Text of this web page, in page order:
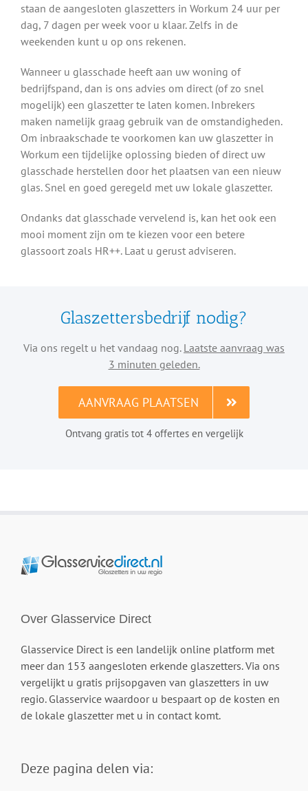
staan de aangesloten glaszetters in Workum 24 uur per
dag, 7 dagen per week voor u klaar. Zelfs in de
weekenden kunt u op ons rekenen.
Wanneer u glasschade heeft aan uw woning of
bedrijfspand, dan is ons advies om direct (of zo snel
mogelijk) een glaszetter te laten komen. Inbrekers
maken namelijk graag gebruik van de omstandigheden.
Om inbraakschade te voorkomen kan uw glaszetter in
Workum een tijdelijke oplossing bieden of direct uw
glasschade herstellen door het plaatsen van een nieuw
glas. Snel en goed geregeld met uw lokale glaszetter.
Ondanks dat glasschade vervelend is, kan het ook een
mooi moment zijn om te kiezen voor een betere
glassoort zoals HR++. Laat u gerust adviseren.
Glaszettersbedrijf nodig?
Via ons regelt u het vandaag nog. Laatste aanvraag was
3 minuten geleden.
AANVRAAG PLAATSEN
Ontvang gratis tot 4 offertes en vergelijk
Over Glasservice Direct
Glasservice Direct is een landelijk online platform met
meer dan 153 aangesloten erkende glaszetters. Via ons
vergelijkt u gratis prijsopgaven van glaszetters in uw
regio. Glasservice waardoor u bespaart op de kosten en
de lokale glaszetter met u in contact komt.
Deze pagina delen via: